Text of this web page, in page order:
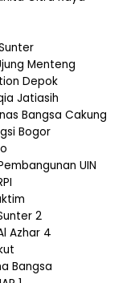
Menteng
Depok
Jatiasih
Bangsa Cakung
Bogor
UIN
2
Azhar 4
Bangsa